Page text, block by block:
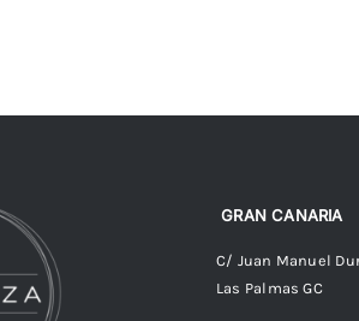
GRAN CANARIA
C/ Juan Manuel
Las Palmas GC